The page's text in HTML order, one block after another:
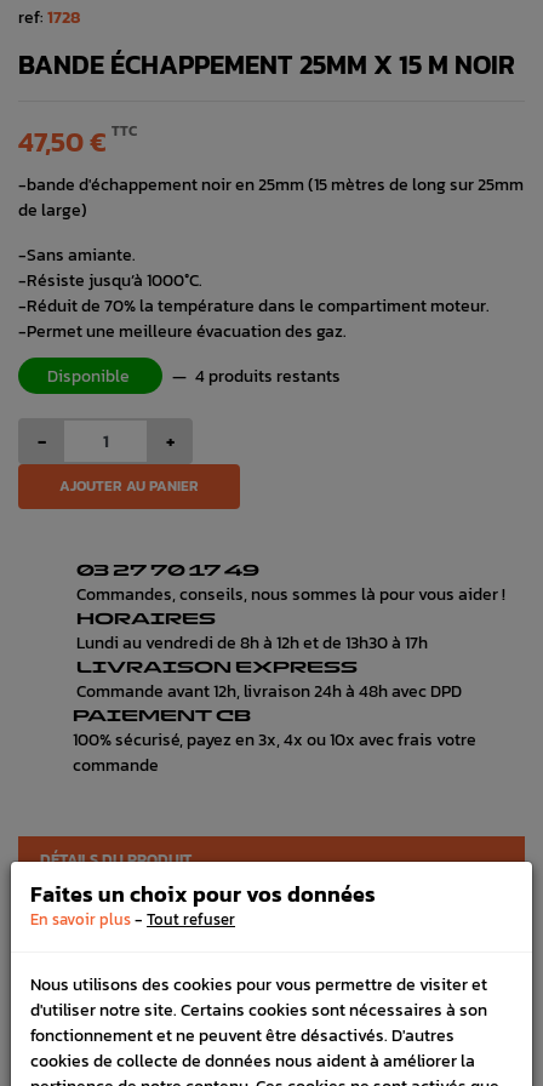
ref:1728
BANDE ÉCHAPPEMENT 25MM X 15 M NOIR
47,50 € TTC
-bande d'échappement noir en 25mm (15 mètres de long sur 25mm
de large)
-Sans amiante.
-Résiste jusqu’à 1000°C.
-Réduit de 70% la température dans le compartiment moteur.
-Permet une meilleure évacuation des gaz.
Disponible
— 4 produits restants
- +
AJOUTER AU PANIER
03 27 70 17 49
Commandes, conseils, nous sommes là pour vous aider !
HORAIRES
Lundi au vendredi de 8h à 12h et de 13h30 à 17h
LIVRAISON EXPRESS
Commande avant 12h, livraison 24h à 48h avec DPD
PAIEMENT CB
100% sécurisé, payez en 3x, 4x ou 10x avec frais votre
commande
DÉTAILS DU PRODUIT
LIVRAISON
Référence :1728
En stock :4
Faites un choix pour vos données
En savoir plus- Tout refuser
Nous utilisons des cookies pour vous permettre de visiter et
d'utiliser notre site. Certains cookies sont nécessaires à son
fonctionnement et ne peuvent être désactivés. D'autres
cookies de collecte de données nous aident à améliorer la